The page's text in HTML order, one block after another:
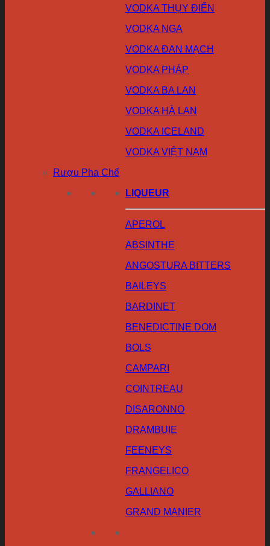
VODKA THỤY ĐIỂN
VODKA NGA
VODKA ĐAN MẠCH
VODKA PHÁP
VODKA BA LAN
VODKA HÀ LAN
VODKA ICELAND
VODKA VIỆT NAM
Rượu Pha Chế
LIQUEUR
APEROL
ABSINTHE
ANGOSTURA BITTERS
BAILEYS
BARDINET
BENEDICTINE DOM
BOLS
CAMPARI
COINTREAU
DISARONNO
DRAMBUIE
FEENEYS
FRANGELICO
GALLIANO
GRAND MANIER